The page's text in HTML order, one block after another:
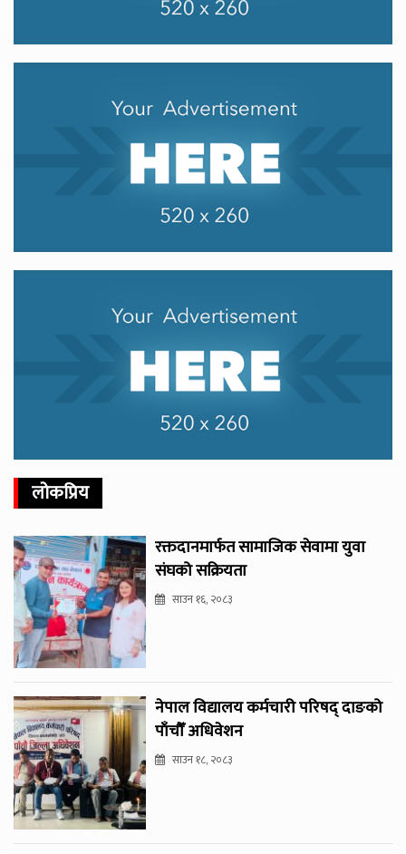
लोकप्रिय
रक्तदानमार्फत सामाजिक सेवामा युवा
संघको सक्रियता
साउन १६, २०८३
नेपाल विद्यालय कर्मचारी परिषद् दाङको
पाँचौँ अधिवेशन
साउन १८, २०८३